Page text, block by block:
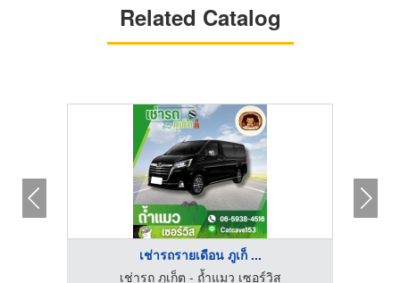
Related Catalog
เช่ารถรายเดือน ภูเก็ ...
เช่ารถ ภูเก็ต - ถ้ำแมว เซอร์วิส